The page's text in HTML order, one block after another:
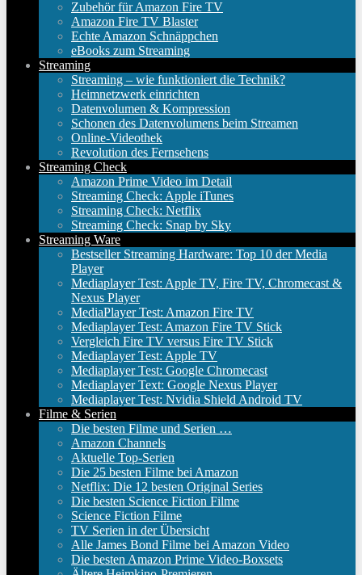
Zubehör für Amazon Fire TV
Amazon Fire TV Blaster
Echte Amazon Schnäppchen
eBooks zum Streaming
Streaming
Streaming – wie funktioniert die Technik?
Heimnetzwerk einrichten
Datenvolumen & Kompression
Schonen des Datenvolumens beim Streamen
Online-Videothek
Revolution des Fernsehens
Streaming Check
Amazon Prime Video im Detail
Streaming Check: Apple iTunes
Streaming Check: Netflix
Streaming Check: Snap by Sky
Streaming Ware
Bestseller Streaming Hardware: Top 10 der Media
Player
Mediaplayer Test: Apple TV, Fire TV, Chromecast &
Nexus Player
MediaPlayer Test: Amazon Fire TV
Mediaplayer Test: Amazon Fire TV Stick
Vergleich Fire TV versus Fire TV Stick
Mediaplayer Test: Apple TV
Mediaplayer Test: Google Chromecast
Mediaplayer Text: Google Nexus Player
Mediaplayer Test: Nvidia Shield Android TV
Filme & Serien
Die besten Filme und Serien …
Amazon Channels
Aktuelle Top-Serien
Die 25 besten Filme bei Amazon
Netflix: Die 12 besten Original Series
Die besten Science Fiction Filme
Science Fiction Filme
TV Serien in der Übersicht
Alle James Bond Filme bei Amazon Video
Die besten Amazon Prime Video-Boxsets